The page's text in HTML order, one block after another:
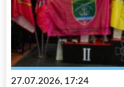
27.07.2026, 17:24